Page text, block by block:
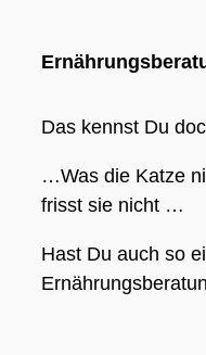
Das kennst Du
…Was die Katze
frisst sie nicht …
Hast Du auch so